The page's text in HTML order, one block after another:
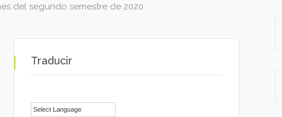
del segundo semestre de 2020
Traducir